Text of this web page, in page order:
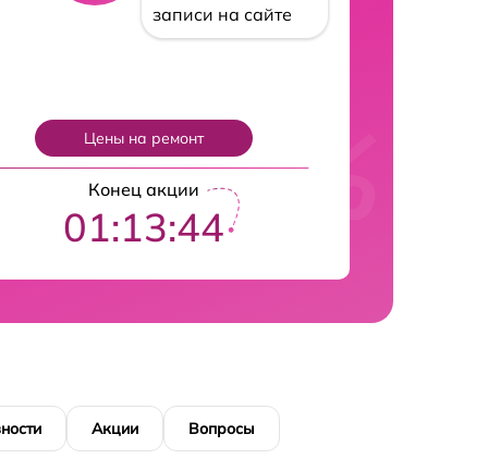
записи на сайте
Цены на ремонт
Конец акции
01:13:43
Акции Вопросы